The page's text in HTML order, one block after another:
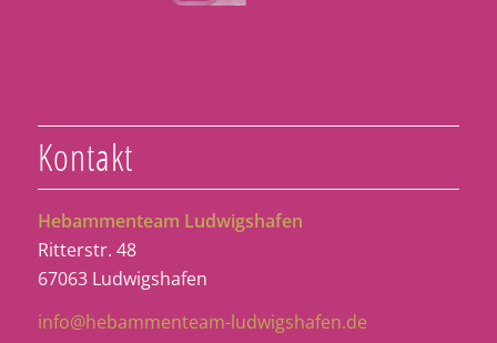
Kontakt
Hebammenteam Ludwigshafen
Ritterstr. 48
67063 Ludwigshafen
info@hebammenteam-ludwigshafen.de